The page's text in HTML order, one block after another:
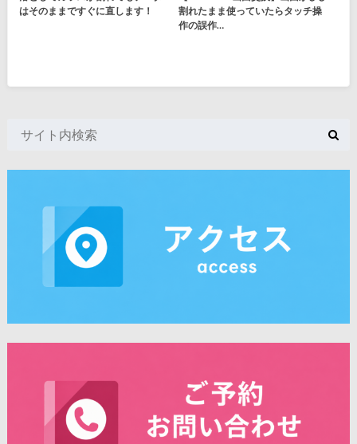
はそのままですぐに直します！
割れたまま使っていたらタッチ操
作の誤作…